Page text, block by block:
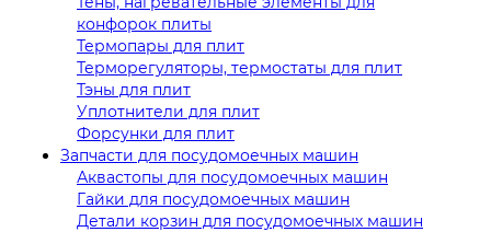
конфорок плиты
Термопары для плит
Терморегуляторы, термостаты для плит
Тэны для плит
Уплотнители для плит
Форсунки для плит
Запчасти для посудомоечных машин
Аквастопы для посудомоечных машин
Гайки для посудомоечных машин
Детали корзин для посудомоечных машин